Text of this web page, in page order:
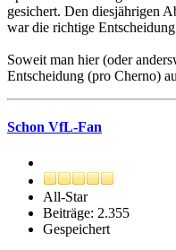
gesichert. Den diesjährigen
war die richtige
Soweit man hier (oder
Entscheidung (pro Cherno)
Schon VfL-Fan
All-Star
Beiträge: 2.355
Gespeichert